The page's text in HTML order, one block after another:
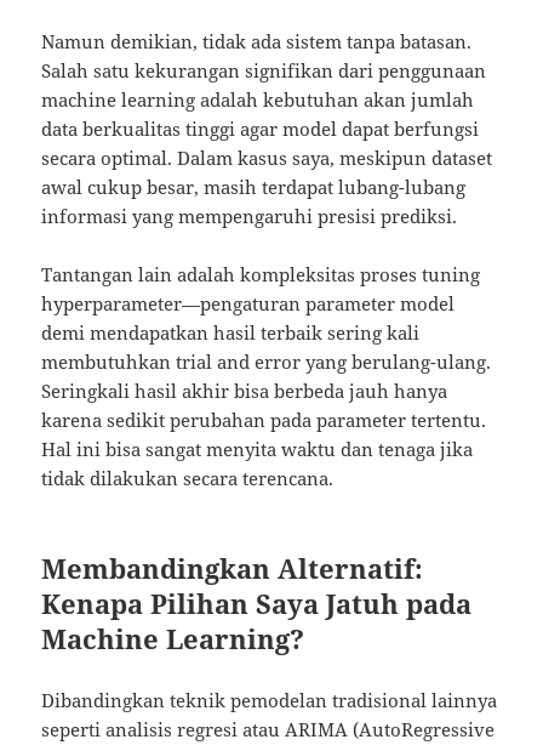
Namun demikian, tidak ada sistem tanpa batasan.
Salah satu kekurangan signifikan dari penggunaan
machine learning adalah kebutuhan akan jumlah
data berkualitas tinggi agar model dapat berfungsi
secara optimal. Dalam kasus saya, meskipun dataset
awal cukup besar, masih terdapat lubang-lubang
informasi yang mempengaruhi presisi prediksi.
Tantangan lain adalah kompleksitas proses tuning
hyperparameter—pengaturan parameter model
demi mendapatkan hasil terbaik sering kali
membutuhkan trial and error yang berulang-ulang.
Seringkali hasil akhir bisa berbeda jauh hanya
karena sedikit perubahan pada parameter tertentu.
Hal ini bisa sangat menyita waktu dan tenaga jika
tidak dilakukan secara terencana.
Membandingkan Alternatif:
Kenapa Pilihan Saya Jatuh pada
Machine Learning?
Dibandingkan teknik pemodelan tradisional lainnya
seperti analisis regresi atau ARIMA (AutoRegressive